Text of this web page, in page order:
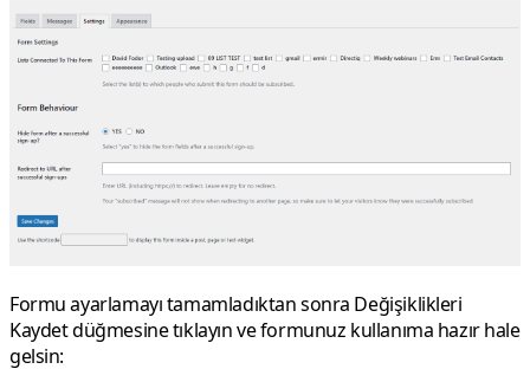
Formu ayarlamayı tamamladıktan sonra Değişiklikleri
Kaydet düğmesine tıklayın ve formunuz kullanıma hazır hale
gelsin: